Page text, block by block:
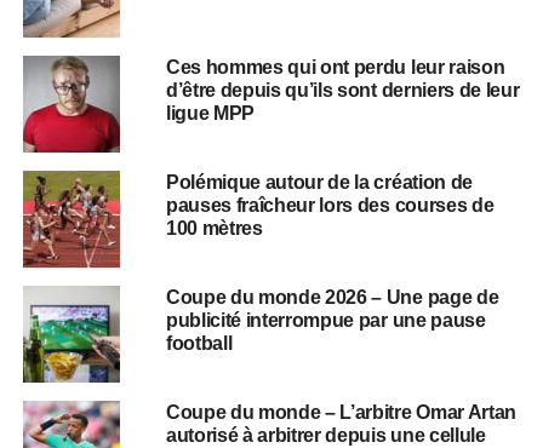
Ces hommes qui ont perdu leur raison
d’être depuis qu’ils sont derniers de leur
ligue MPP
Polémique autour de la création de
pauses fraîcheur lors des courses de
100 mètres
Coupe du monde 2026 – Une page de
publicité interrompue par une pause
football
Coupe du monde – L’arbitre Omar Artan
autorisé à arbitrer depuis une cellule